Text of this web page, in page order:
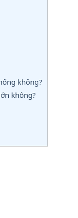
không?
không?